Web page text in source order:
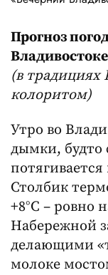
Прогноз
(в традициях
колоритом)
Утро во
дымки, будто
Столбик
+8°C – ровно
Набережной
делающими
молоке